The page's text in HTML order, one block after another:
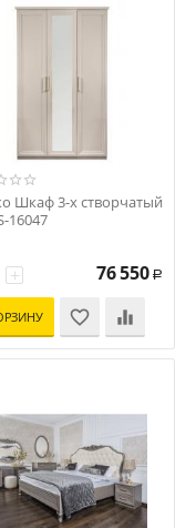
Шкаф 3-х створчатый
16047
+ 76 550 Р